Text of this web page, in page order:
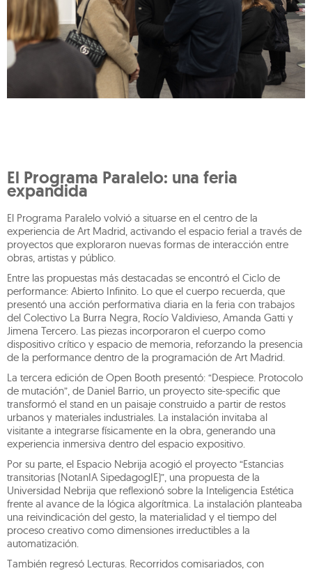
El Programa Paralelo: una feria
expandida
El Programa Paralelo volvió a situarse en el centro de la
experiencia de Art Madrid, activando el espacio ferial a través de
proyectos que exploraron nuevas formas de interacción entre
obras, artistas y público.
Entre las propuestas más destacadas se encontró el Ciclo de
performance: Abierto Infinito. Lo que el cuerpo recuerda, que
presentó una acción performativa diaria en la feria con trabajos
del Colectivo La Burra Negra, Rocío Valdivieso, Amanda Gatti y
Jimena Tercero. Las piezas incorporaron el cuerpo como
dispositivo crítico y espacio de memoria, reforzando la presencia
de la performance dentro de la programación de Art Madrid.
La tercera edición de Open Booth presentó: “Despiece. Protocolo
de mutación”, de Daniel Barrio, un proyecto site-specific que
transformó el stand en un paisaje construido a partir de restos
urbanos y materiales industriales. La instalación invitaba al
visitante a integrarse físicamente en la obra, generando una
experiencia inmersiva dentro del espacio expositivo.
Por su parte, el Espacio Nebrija acogió el proyecto “Estancias
transitorias (NotanIA SipedagogIE)”, una propuesta de la
Universidad Nebrija que reflexionó sobre la Inteligencia Estética
frente al avance de la lógica algorítmica. La instalación planteaba
una reivindicación del gesto, la materialidad y el tiempo del
proceso creativo como dimensiones irreductibles a la
automatización.
También regresó Lecturas. Recorridos comisariados, con